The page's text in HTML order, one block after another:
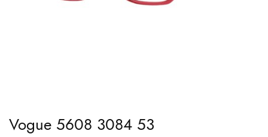
Vogue 5608 3084 53